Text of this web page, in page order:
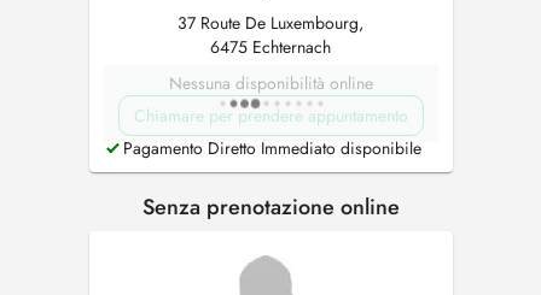
37 Route De Luxembourg,
6475 Echternach
Nessuna disponibilità online
Chiamare per prendere appuntamento
Pagamento Diretto Immediato disponibile
Senza prenotazione online